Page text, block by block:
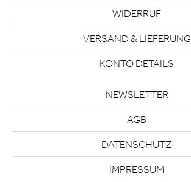
WIDERRUF
VERSAND & LIEFERUNG
KONTO DETAILS
NEWSLETTER
AGB
DATENSCHUTZ
IMPRESSUM